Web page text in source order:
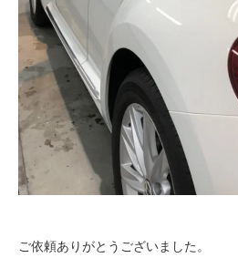
ご依頼ありがとうございました。